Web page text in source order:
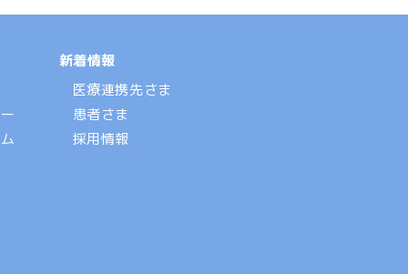
新着情報
医療連携先さま
患者さま
採用情報